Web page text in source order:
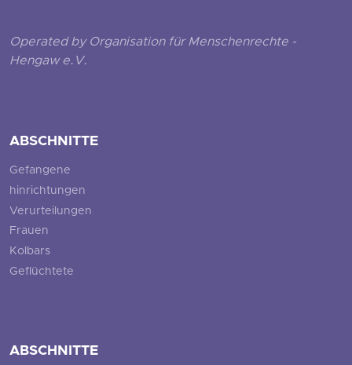
Operated by Organisation für Menschenrechte -
Hengaw e.V.
ABSCHNITTE
Gefangene
hinrichtungen
Verurteilungen
Frauen
Kolbars
Geflüchtete
ABSCHNITTE